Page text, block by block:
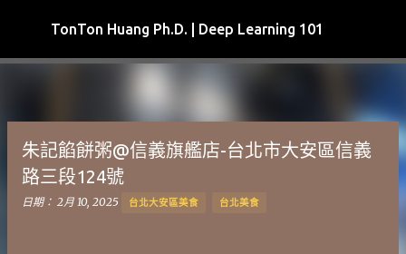
跳到主要內容
TonTon Huang Ph.D. | Deep Learning 101
朱記餡餅粥@信義旗艦店-台北市大安區信義
路三段124號
日期： 2月 10, 2025 台北大安區美食 台北美食